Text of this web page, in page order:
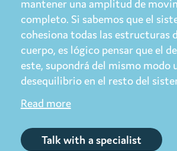
mantener una amplitud de
completo. Si sabemos que el
cohesiona todas las estructuras
cuerpo, es lógico pensar que el
este, supondrá del mismo modo
desequilibrio en el resto del
Read more
Talk with a specialist